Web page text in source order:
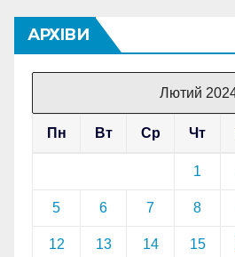
АРХІВИ
Лютий
Пн Вт Ср Чт
1
5 6 7 8
12 13 14 15